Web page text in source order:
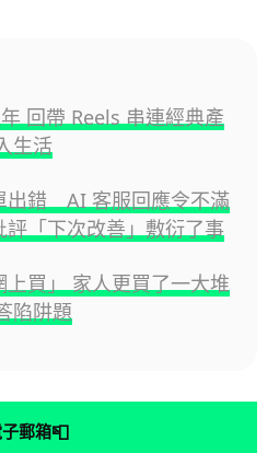
回帶 Reels 串連經典產
生活
出錯 AI 客服回應令不滿
「下次改善」敷衍了事
買」 家人更買了一大堆
陷阱題
郵箱📮